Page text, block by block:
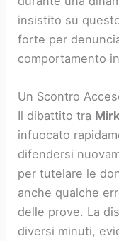
insistito su
forte per
comportamento
Un Scontro
Il dibattito tra
infuocato
difendersi
per tutelare le
anche qualche
delle prove. La
diversi minuti,